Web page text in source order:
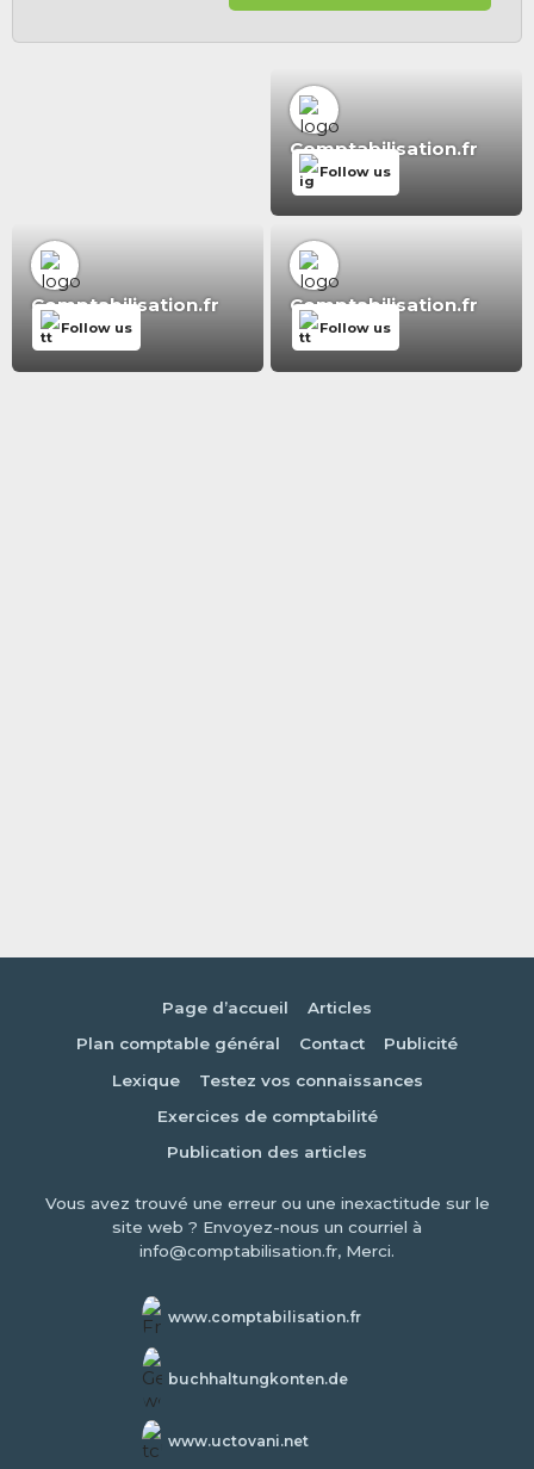
Comptabilisation.fr
Follow us
Comptabilisation.fr
Follow us
Comptabilisation.fr
Follow us
Page d’accueil
Articles
Plan comptable général
Contact
Publicité
Lexique
Testez vos connaissances
Exercices de comptabilité
Publication des articles
Vous avez trouvé une erreur ou une inexactitude sur le
site web ? Envoyez-nous un courriel à
info@comptabilisation.fr, Merci.
www.comptabilisation.fr
buchhaltungkonten.de
www.uctovani.net